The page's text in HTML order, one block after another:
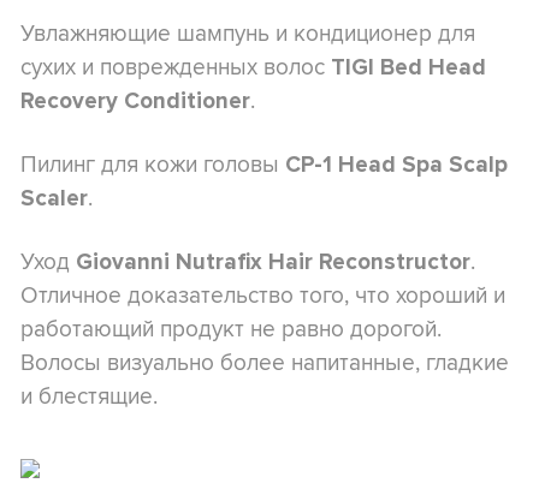
Увлажняющие шампунь и кондиционер для
сухих и поврежденных волос TIGI Bed Head
Recovery Conditioner.
Пилинг для кожи головы CP-1 Head Spa Scalp
Scaler.
Уход Giovanni Nutrafix Hair Reconstructor.
Отличное доказательство того, что хороший и
работающий продукт не равно дорогой.
Волосы визуально более напитанные, гладкие
и блестящие.